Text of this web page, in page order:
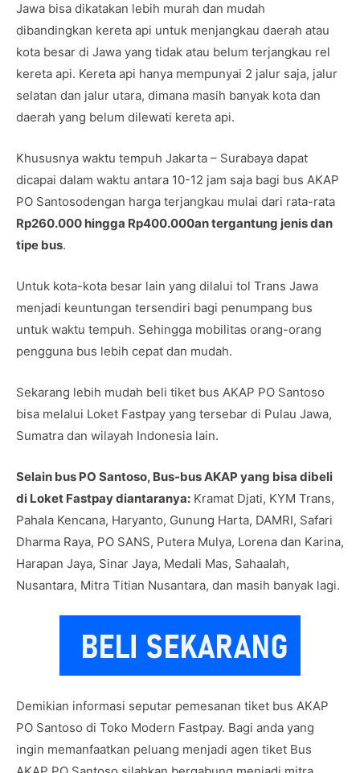
Jawa bisa dikatakan lebih murah dan mudah
dibandingkan kereta api untuk menjangkau daerah atau
kota besar di Jawa yang tidak atau belum terjangkau rel
kereta api. Kereta api hanya mempunyai 2 jalur saja, jalur
selatan dan jalur utara, dimana masih banyak kota dan
daerah yang belum dilewati kereta api.
Khususnya waktu tempuh Jakarta – Surabaya dapat
dicapai dalam waktu antara 10-12 jam saja bagi bus AKAP
PO Santosodengan harga terjangkau mulai dari rata-rata
Rp260.000 hingga Rp400.000an tergantung jenis dan
tipe bus.
Untuk kota-kota besar lain yang dilalui tol Trans Jawa
menjadi keuntungan tersendiri bagi penumpang bus
untuk waktu tempuh. Sehingga mobilitas orang-orang
pengguna bus lebih cepat dan mudah.
Sekarang lebih mudah beli tiket bus AKAP PO Santoso
bisa melalui Loket Fastpay yang tersebar di Pulau Jawa,
Sumatra dan wilayah Indonesia lain.
Selain bus PO Santoso, Bus-bus AKAP yang bisa dibeli
di Loket Fastpay diantaranya: Kramat Djati, KYM Trans,
Pahala Kencana, Haryanto, Gunung Harta, DAMRI, Safari
Dharma Raya, PO SANS, Putera Mulya, Lorena dan Karina,
Harapan Jaya, Sinar Jaya, Medali Mas, Sahaalah,
Nusantara, Mitra Titian Nusantara, dan masih banyak lagi.
Demikian informasi seputar pemesanan tiket bus AKAP
PO Santoso di Toko Modern Fastpay. Bagi anda yang
ingin memanfaatkan peluang menjadi agen tiket Bus